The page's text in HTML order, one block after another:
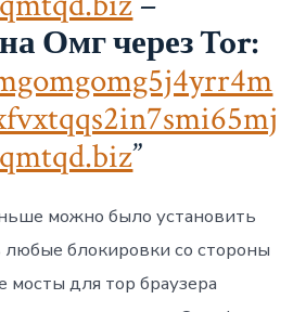
Омг через Tor:
можно было установить
блокировки со стороны
мосты для тор браузера